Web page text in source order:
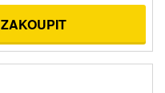
ZAKOUPIT